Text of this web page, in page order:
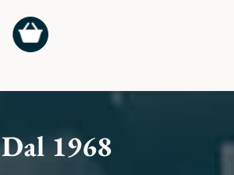
AGGIUNGI
AL
CARRELLO
Dal 1968